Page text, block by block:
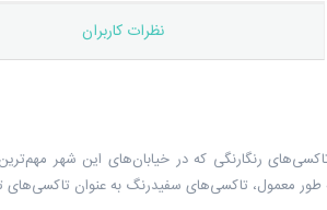
نظرات کاربران
رنگارنگی که در خیابان‌های این شهر
طور معمول، تاکسی‌های سفیدرنگ به عنوان